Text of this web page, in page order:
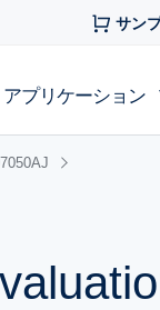
サン
アプリケーション